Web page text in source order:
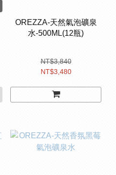
OREZZA-天然氣泡礦泉
水-500ML(12瓶)
NT$3,840
NT$3,480